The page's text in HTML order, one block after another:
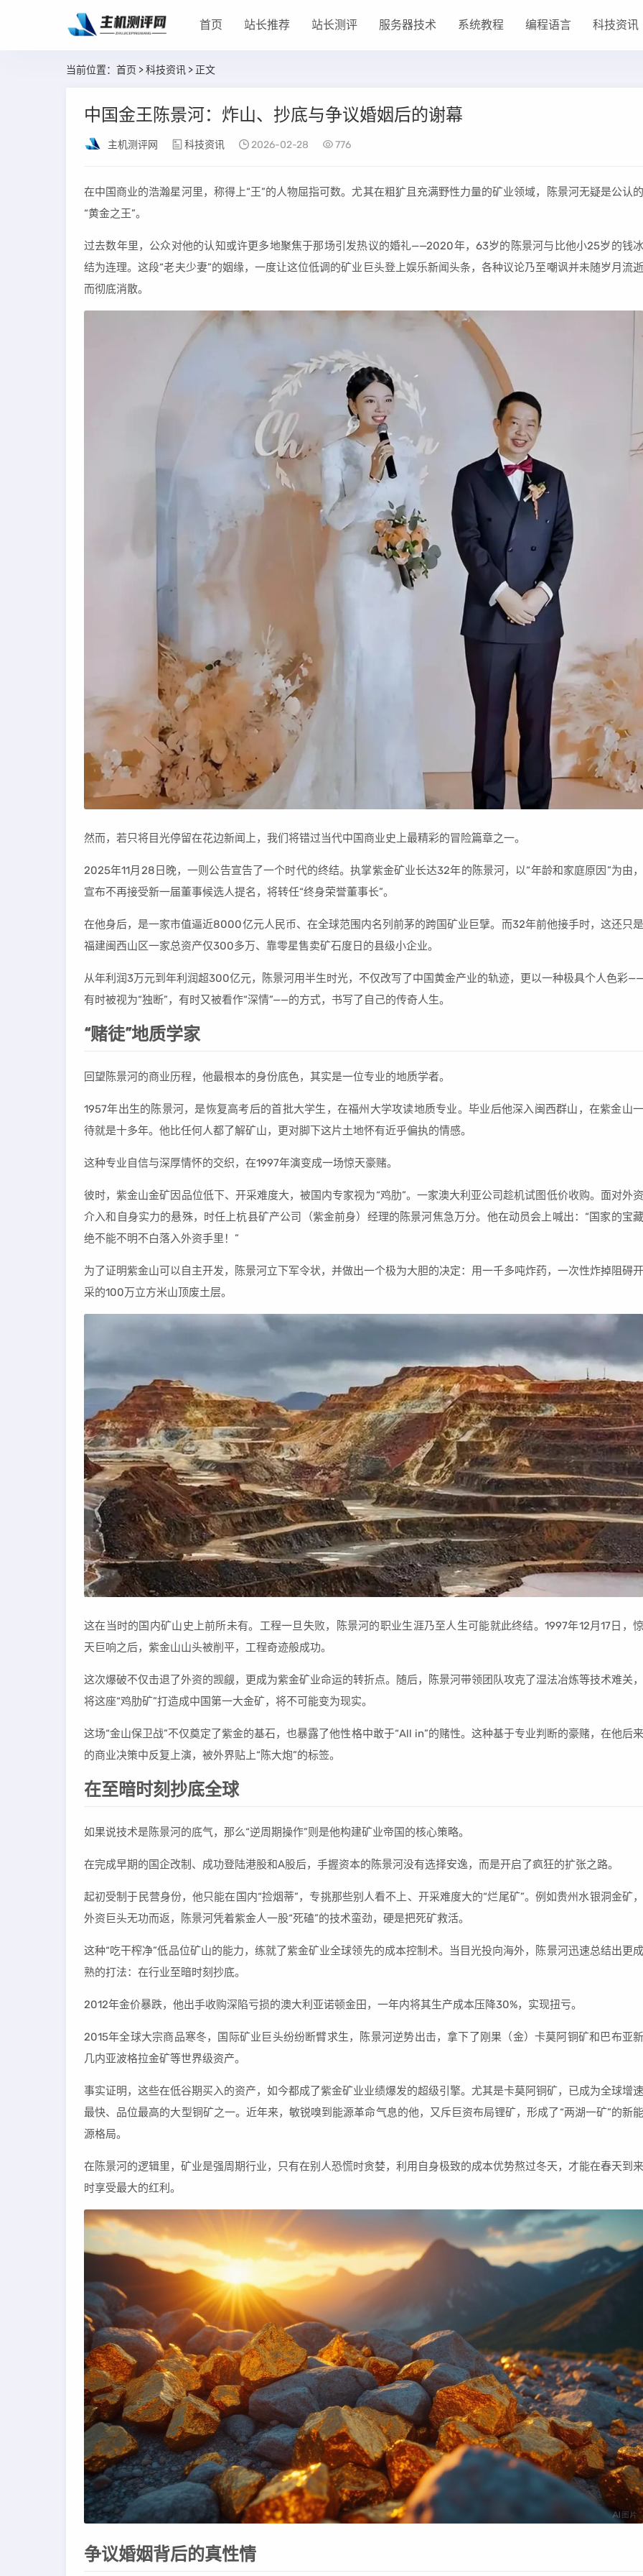
首页 站长推荐 站长测评 服务器技术 系统教程 编程语言 科技资讯
当前位置： 首页 >科技资讯 > 正文
中国金王陈景河：炸山、抄底与争议婚姻后的谢幕
主机测评网 科技资讯 2026-02-28 776
在中国商业的浩瀚星河里，称得上“王”的人物屈指可数。尤其在粗犷且充满野性力量的矿业领域，陈景河无疑是公认的
“黄金之王”。
过去数年里，公众对他的认知或许更多地聚焦于那场引发热议的婚礼——2020年，63岁的陈景河与比他小25岁的钱冰
结为连理。这段“老夫少妻”的姻缘，一度让这位低调的矿业巨头登上娱乐新闻头条，各种议论乃至嘲讽并未随岁月流逝
而彻底消散。
然而，若只将目光停留在花边新闻上，我们将错过当代中国商业史上最精彩的冒险篇章之一。
2025年11月28日晚，一则公告宣告了一个时代的终结。执掌紫金矿业长达32年的陈景河，以“年龄和家庭原因”为由，
宣布不再接受新一届董事候选人提名，将转任“终身荣誉董事长”。
在他身后，是一家市值逼近8000亿元人民币、在全球范围内名列前茅的跨国矿业巨擘。而32年前他接手时，这还只是
福建闽西山区一家总资产仅300多万、靠零星售卖矿石度日的县级小企业。
从年利润3万元到年利润超300亿元，陈景河用半生时光，不仅改写了中国黄金产业的轨迹，更以一种极具个人色彩——
有时被视为“独断”，有时又被看作“深情”——的方式，书写了自己的传奇人生。
“赌徒”地质学家
回望陈景河的商业历程，他最根本的身份底色，其实是一位专业的地质学者。
1957年出生的陈景河，是恢复高考后的首批大学生，在福州大学攻读地质专业。毕业后他深入闽西群山，在紫金山一
待就是十多年。他比任何人都了解矿山，更对脚下这片土地怀有近乎偏执的情感。
这种专业自信与深厚情怀的交织，在1997年演变成一场惊天豪赌。
彼时，紫金山金矿因品位低下、开采难度大，被国内专家视为“鸡肋”。一家澳大利亚公司趁机试图低价收购。面对外资
介入和自身实力的悬殊，时任上杭县矿产公司（紫金前身）经理的陈景河焦急万分。他在动员会上喊出：“国家的宝藏
绝不能不明不白落入外资手里！”
为了证明紫金山可以自主开发，陈景河立下军令状，并做出一个极为大胆的决定：用一千多吨炸药，一次性炸掉阻碍开
采的100万立方米山顶废土层。
这在当时的国内矿山史上前所未有。工程一旦失败，陈景河的职业生涯乃至人生可能就此终结。1997年12月17日，惊
天巨响之后，紫金山山头被削平，工程奇迹般成功。
这次爆破不仅击退了外资的觊觎，更成为紫金矿业命运的转折点。随后，陈景河带领团队攻克了湿法冶炼等技术难关，
将这座“鸡肋矿”打造成中国第一大金矿，将不可能变为现实。
这场“金山保卫战”不仅奠定了紫金的基石，也暴露了他性格中敢于“All in”的赌性。这种基于专业判断的豪赌，在他后来
的商业决策中反复上演，被外界贴上“陈大炮”的标签。
在至暗时刻抄底全球
如果说技术是陈景河的底气，那么“逆周期操作”则是他构建矿业帝国的核心策略。
在完成早期的国企改制、成功登陆港股和A股后，手握资本的陈景河没有选择安逸，而是开启了疯狂的扩张之路。
起初受制于民营身份，他只能在国内“捡烟蒂”，专挑那些别人看不上、开采难度大的“烂尾矿”。例如贵州水银洞金矿，
外资巨头无功而返，陈景河凭着紫金人一股“死磕”的技术蛮劲，硬是把死矿救活。
这种“吃干榨净”低品位矿山的能力，练就了紫金矿业全球领先的成本控制术。当目光投向海外，陈景河迅速总结出更成
熟的打法：在行业至暗时刻抄底。
2012年金价暴跌，他出手收购深陷亏损的澳大利亚诺顿金田，一年内将其生产成本压降30%，实现扭亏。
2015年全球大宗商品寒冬，国际矿业巨头纷纷断臂求生，陈景河逆势出击，拿下了刚果（金）卡莫阿铜矿和巴布亚新
几内亚波格拉金矿等世界级资产。
事实证明，这些在低谷期买入的资产，如今都成了紫金矿业业绩爆发的超级引擎。尤其是卡莫阿铜矿，已成为全球增速
最快、品位最高的大型铜矿之一。近年来，敏锐嗅到能源革命气息的他，又斥巨资布局锂矿，形成了“两湖一矿”的新能
源格局。
在陈景河的逻辑里，矿业是强周期行业，只有在别人恐慌时贪婪，利用自身极致的成本优势熬过冬天，才能在春天到来
时享受最大的红利。
争议婚姻背后的真性情